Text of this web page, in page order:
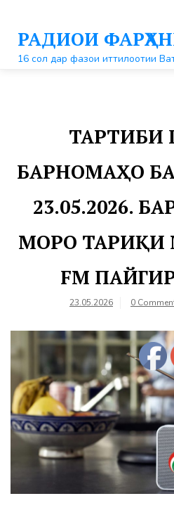
контентуРАДИОИ
16 сол дар фазои иттилоотии
БАРНОМАҲО
23.05.2026.
МОРО ТАРИҚИ
FM
23.05.2026 0